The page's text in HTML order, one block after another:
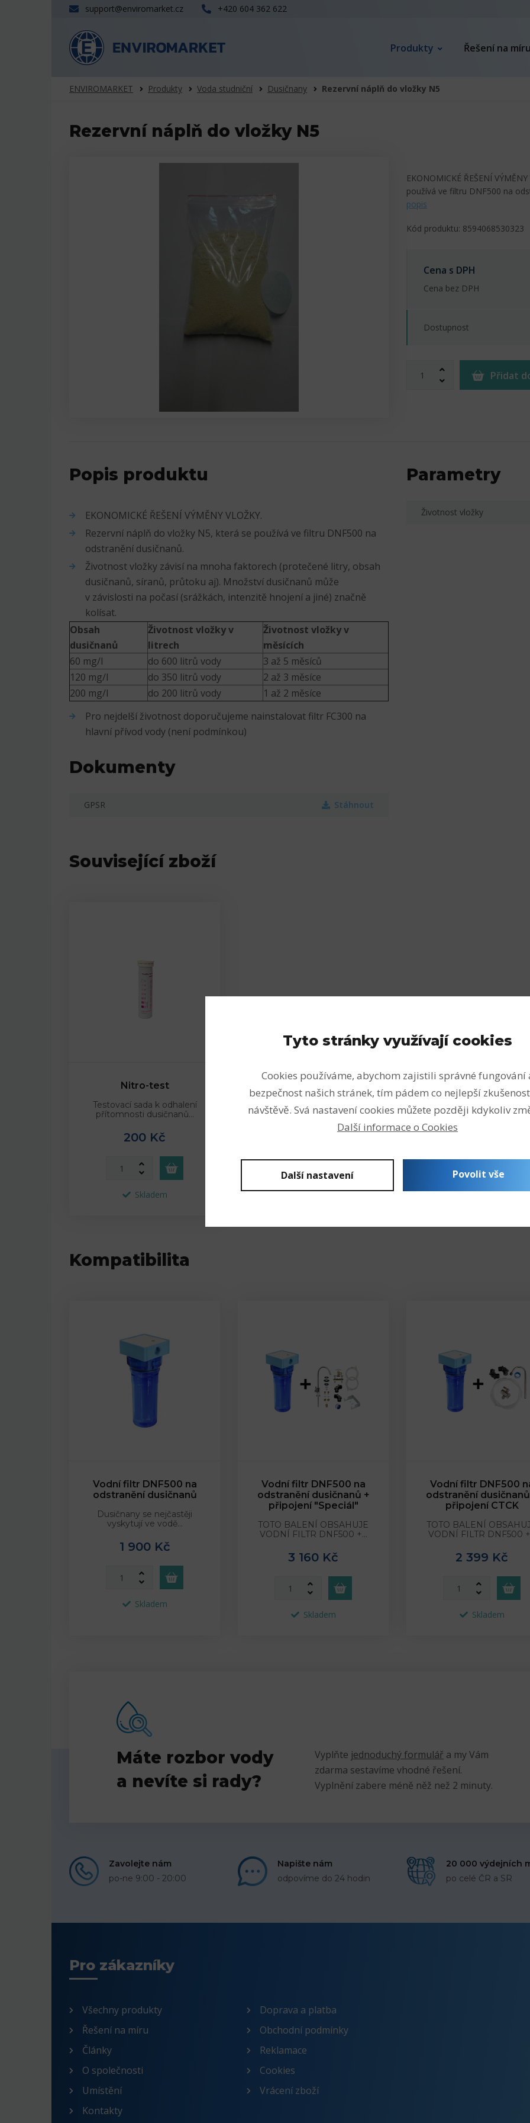
support@enviromarket.cz +420 604 362 622
Produkty Řešení na míru
ENVIROMARKET Produkty Voda studniční Dusičnany Rezervní náplň do vložky N5
Rezervní náplň do vložky N5
EKONOMICKÉ ŘEŠENÍ
používá ve filtru DNF500 na
popis
Kód produktu: 8594068530323
Cena s DPH
Cena bez DPH
Dostupnost
Přidat
Popis produktu
EKONOMICKÉ ŘEŠENÍ VÝMĚNY VLOŽKY.
Rezervní náplň do vložky N5, která se používá ve filtru DNF500 na
odstranění dusičnanů.
Životnost vložky závisí na mnoha faktorech (protečené litry, obsah
dusičnanů, síranů, průtoku aj). Množství dusičnanů může
v závislosti na počasí (srážkách, intenzitě hnojení a jiné) značně
kolísat.
Obsah
dusičnanů
Životnost vložky v
litrech
Životnost vložky v
měsících
60 mg/l
do 600 litrů vody
3 až 5 měsíců
120 mg/l
do 350 litrů vody
2 až 3 měsíce
200 mg/l
do 200 litrů vody
1 až 2 měsíce
Pro nejdelší životnost doporučujeme nainstalovat filtr FC300 na
hlavní přívod vody (není podmínkou)
Dokumenty
GPSR Stáhnout
Parametry
Životnost vložky
Související zboží
Nitro-test
Testovací sada k odhalení
přítomnosti dusičnanů…
200 Kč
Skladem
Kompatibilita
Vodní filtr DNF500 na
odstranění dusičnanů
Dusičnany se nejčastěji
vyskytují ve vodě…
1 900 Kč
Skladem
Vodní filtr DNF500 na
odstranění dusičnanů +
připojení "Speciál"
TOTO BALENÍ OBSAHUJE
VODNÍ FILTR DNF500 +…
3 160 Kč
Skladem
Vodní filtr DNF500
odstranění
připojení CTCK
TOTO BALENÍ
VODNÍ FILTR DNF500
2 399 Kč
Skladem
Máte rozbor vody
a nevíte si rady?
Vyplňte jednoduchý formulář a my Vám
zdarma sestavíme vhodné řešení.
Vyplnění zabere méně něž než 2 minuty.
Zavolejte nám
po-ne 9:00 - 20:00
Napište nám
odpovíme do 24 hodin
20 000 výdejních
po celé ČR a SR
Pro zákazníky
Všechny produkty
Řešení na míru
Články
O společnosti
Umístění
Kontakty
Doprava a platba
Obchodní podmínky
Reklamace
Cookies
Vrácení zboží
Tyto stránky využívají cookies
Cookies používáme, abychom zajistili správné fungování
bezpečnost našich stránek, tím pádem co nejlepší
návštěvě. Svá nastavení cookies můžete později kdykoliv
Další informace o Cookies
Další nastavení Povolit vše